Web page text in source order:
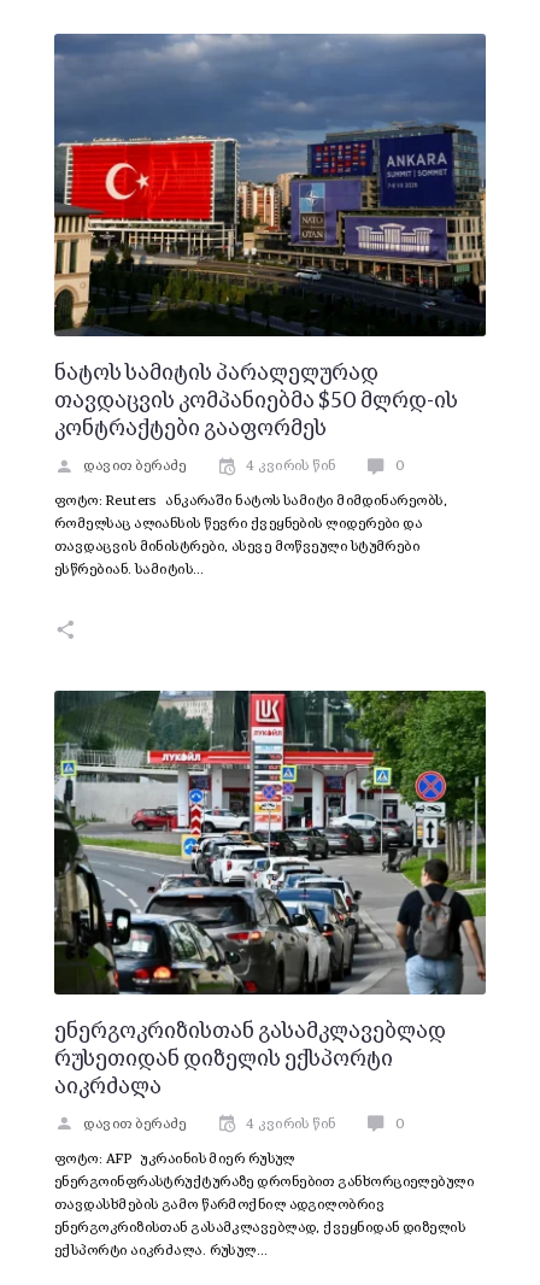
ნატოს სამიტის პარალელურად
თავდაცვის კომპანიებმა $50 მლრდ-ის
კონტრაქტები გააფორმეს
დავით ბერაძე 4 კვირის წინ 0
ფოტო: Reuters ანკარაში ნატოს სამიტი მიმდინარეობს,
რომელსაც ალიანსის წევრი ქვეყნების ლიდერები და
თავდაცვის მინისტრები, ასევე მოწვეული სტუმრები
ესწრებიან. სამიტის…
ენერგოკრიზისთან გასამკლავებლად
რუსეთიდან დიზელის ექსპორტი
აიკრძალა
დავით ბერაძე 4 კვირის წინ 0
ფოტო: AFP უკრაინის მიერ რუსულ
ენერგოინფრასტრუქტურაზე დრონებით განხორციელებული
თავდასხმების გამო წარმოქნილ ადგილობრივ
ენერგოკრიზისთან გასამკლავებლად, ქვეყნიდან დიზელის
ექსპორტი აიკრძალა. რუსულ…